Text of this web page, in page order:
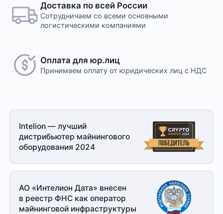
Доставка по всей России
Сотрудничаем со всеми основными
логистическими компаниями
Оплата для юр.лиц
Принимаем оплату от юридических лиц с НДС
Intelion — лучший
дистрибьютер майнингового
оборудования 2024
АО «Интелион Дата» внесен
в реестр ФНС как оператор
майнинговой инфраструктуры